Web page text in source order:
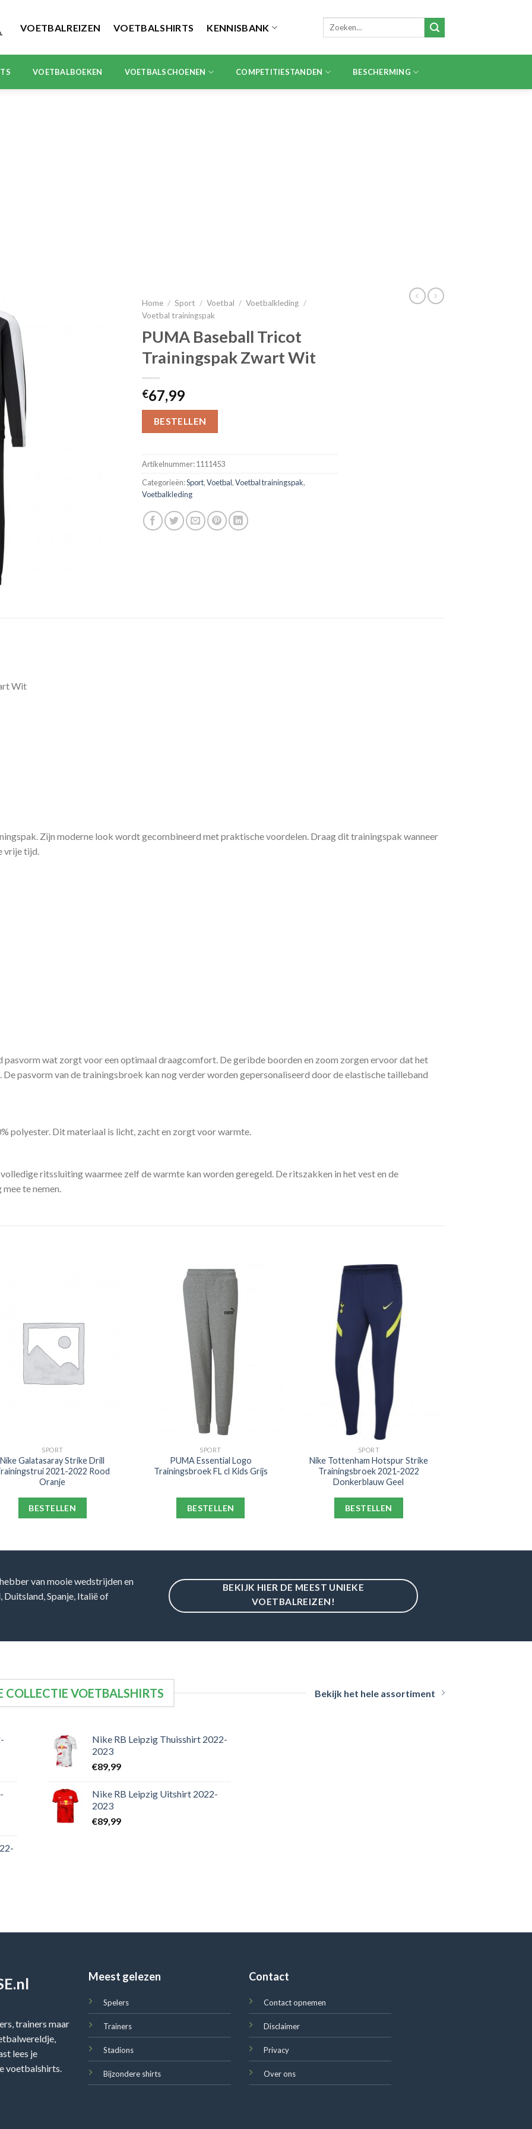
VOETBALREIZEN VOETBALSHIRTS KENNISBANK
Zoeken
VOETBALBOEKEN VOETBALSCHOENEN COMPETITIESTANDEN BESCHERMING
Home / Sport / Voetbal / Voetbalkleding /
Voetbal trainingspak
PUMA Baseball Tricot
Trainingspak Zwart Wit
€67,99
BESTELLEN
Artikelnummer:1111453
Categorieën:Sport,Voetbal,Voetbal trainingspak,
Voetbalkleding
Wit
Zijn moderne look wordt gecombineerd met praktische voordelen. Draag dit trainingspak wanneer
vrije tijd.
wat zorgt voor een optimaal draagcomfort. De geribde boorden en zoom zorgen ervoor dat het
pasvorm van de trainingsbroek kan nog verder worden gepersonaliseerd door de elastische tailleband
polyester. Dit materiaal is licht, zacht en zorgt voor warmte.
ritssluiting waarmee zelf de warmte kan worden geregeld. De ritszakken in het vest en de
te nemen.
SPORT
Nike Galatasaray Strike Drill
2021-2022 Rood
Oranje
BESTELLEN
SPORT
PUMA Essential Logo
Trainingsbroek FL cl Kids Grijs
BESTELLEN
SPORT
Nike Tottenham Hotspur Strike
Trainingsbroek 2021-2022
Donkerblauw Geel
BESTELLEN
van mooie wedstrijden en
Duitsland, Spanje, Italië of
BEKIJK HIER DE MEEST UNIEKE
VOETBALREIZEN!
COLLECTIE VOETBALSHIRTS Bekijk het hele assortiment
Nike RB Leipzig Thuisshirt 2022-
2023
€89,99
Nike RB Leipzig Uitshirt 2022-
2023
€89,99
trainers maar
lees je
voetbalshirts.
Meest gelezen
Spelers
Trainers
Stadions
Bijzondere shirts
Contact
Contact opnemen
Disclaimer
Privacy
Over ons